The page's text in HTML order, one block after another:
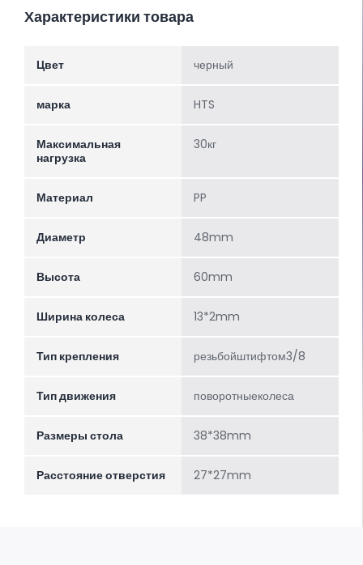
Характеристики товара
Цвет черный
марка HTS
Максимальная
нагрузка
30кг
Материал PP
Диаметр 48mm
Высота 60mm
Ширина колеса 13*2mm
Тип крепления резьбойштифтом3/8
Тип движения поворотныеколеса
Размеры стола 38*38mm
Расстояние отверстия 27*27mm